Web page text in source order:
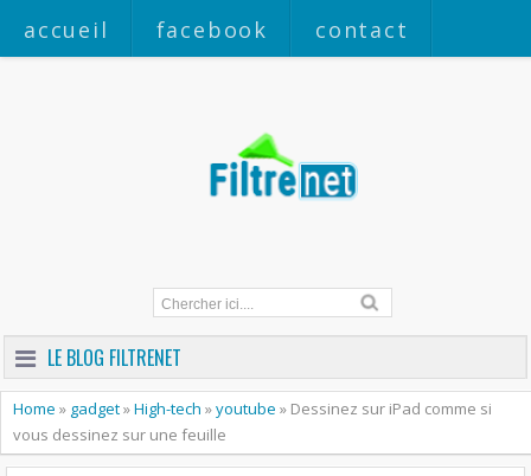
accueil facebook contact
LE BLOG FILTRENET
Home » gadget»High-tech »youtube » Dessinez sur iPad comme si
vous dessinez sur une feuille